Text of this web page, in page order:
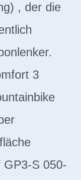
, der die
3
GP3-S 050-